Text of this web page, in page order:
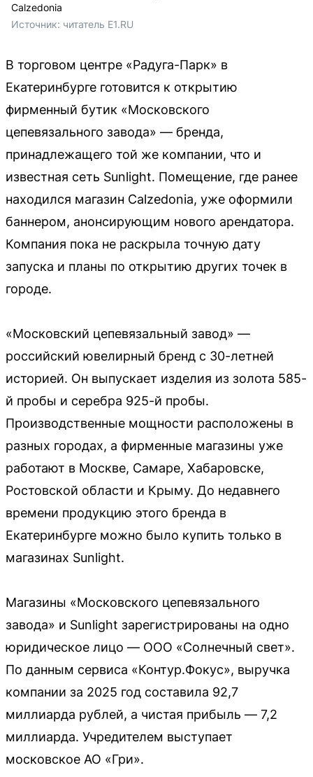
Calzedonia
Источник: читатель E1.RU
В торговом центре «Радуга-Парк» в
Екатеринбурге готовится к открытию
фирменный бутик «Московского
цепевязального завода» — бренда,
принадлежащего той же компании, что и
известная сеть Sunlight. Помещение, где ранее
находился магазин Calzedonia, уже оформили
баннером, анонсирующим нового арендатора.
Компания пока не раскрыла точную дату
запуска и планы по открытию других точек в
городе.
«Московский цепевязальный завод» —
российский ювелирный бренд с 30-летней
историей. Он выпускает изделия из золота 585-
й пробы и серебра 925-й пробы.
Производственные мощности расположены в
разных городах, а фирменные магазины уже
работают в Москве, Самаре, Хабаровске,
Ростовской области и Крыму. До недавнего
времени продукцию этого бренда в
Екатеринбурге можно было купить только в
магазинах Sunlight.
Магазины «Московского цепевязального
завода» и Sunlight зарегистрированы на одно
юридическое лицо — ООО «Солнечный свет».
По данным сервиса «Контур.Фокус», выручка
компании за 2025 год составила 92,7
миллиарда рублей, а чистая прибыль — 7,2
миллиарда. Учредителем выступает
московское АО «Гри».